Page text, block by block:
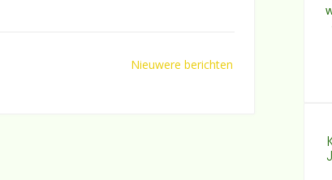
Nieuwere berichten